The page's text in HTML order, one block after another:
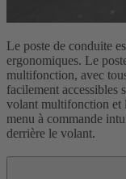
Le poste de conduite
ergonomiques. Le
multifonction, avec
facilement accessibles
volant multifonction et
menu à commande
derrière le volant.